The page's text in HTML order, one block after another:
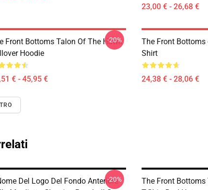
23,00 € - 26,68 €
Front Bottoms Talon Of The Hawk
Hoodie
€ - 45,95 €
-20%
The Front Bottoms
Shirt
24,38 € - 28,06 €
Del Logo Del Fondo Anteriore
-20%
The Front